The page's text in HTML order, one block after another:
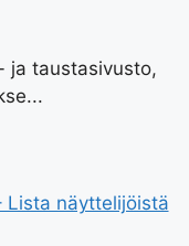
ja taustasivusto,
Lista näyttelijöistä